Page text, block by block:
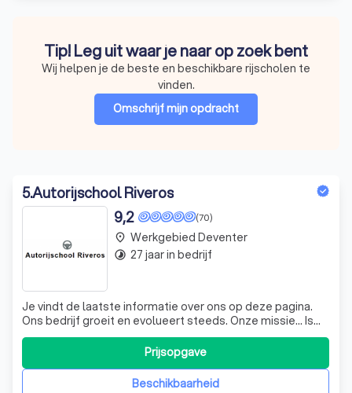
Tip! Leg uit waar je naar op zoek bent
Wij helpen je de beste en beschikbare rijscholen te
vinden.
Omschrijf mijn opdracht
5.Autorijschool Riveros
(70)
9,2
Je vindt de laatste informatie over ons op deze pagina.
Ons bedrijf groeit en evolueert steeds. Onze missie... Is
om de beste oplossingen aan te bieden voor iedereen.
Vul voor contact alstublieft het formulier op onze
website in. Wij wensen u een fijne dag! Spoed opleiding
Een rijles duurt 60 minBeschikbaarheid
Prijsopgave
place Werkgebied Deventer
timelapse 27 jaar in bedrijf